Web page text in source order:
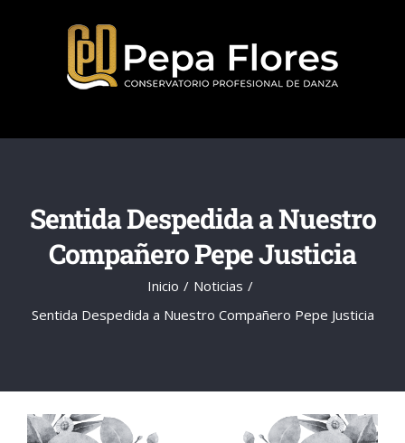
Sentida Despedida a Nuestro
Compañero Pepe Justicia
Inicio
Noticias
Sentida Despedida a Nuestro Compañero Pepe Justicia